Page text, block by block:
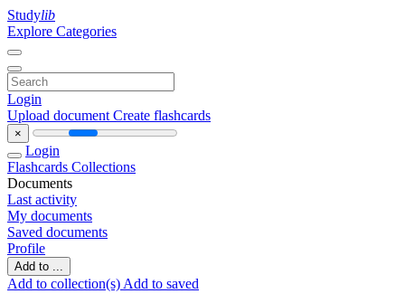
Studylib
Explore Categories
Login
Upload document Create flashcards
×
Login
Flashcards Collections
Documents
Last activity
My documents
Saved documents
Profile
Add to ...
Add to collection(s) Add to saved